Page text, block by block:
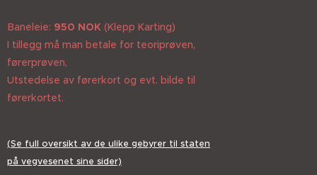
Baneleie: 950 NOK (Klepp Karting)
I tillegg må man betale for teoriprøven,
førerprøven,
Utstedelse av førerkort og evt. bilde til
førerkortet.
(Se full oversikt av de ulike gebyrer til staten
på vegvesenet sine sider)